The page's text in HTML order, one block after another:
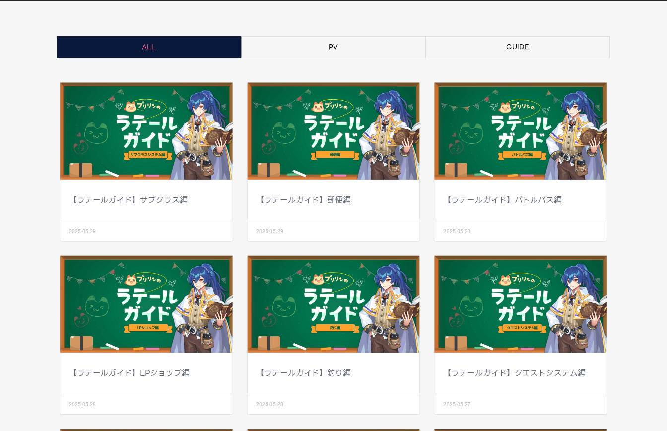
ALL PV GUIDE
【ラテールガイド】サブクラス編
2025.05.29
【ラテールガイド】郵便編
2025.05.29
【ラテールガイド】バトルパス編
2025.05.28
【ラテールガイド】LPショップ編
2025.05.28
【ラテールガイド】釣り編
2025.05.28
【ラテールガイド】クエストシステム編
2025.05.27